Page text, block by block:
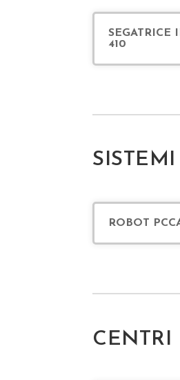
SEGATRICE
410
ROBOT
CENTRI